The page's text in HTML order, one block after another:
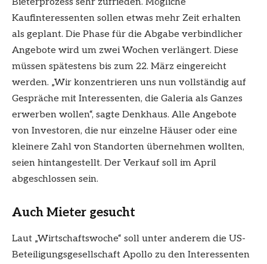
Kaufinteressenten sollen etwas mehr Zeit erhalten
als geplant. Die Phase für die Abgabe verbindlicher
Angebote wird um zwei Wochen verlängert. Diese
müssen spätestens bis zum 22. März eingereicht
werden. „Wir konzentrieren uns nun vollständig auf
Gespräche mit Interessenten, die Galeria als Ganzes
erwerben wollen“, sagte Denkhaus. Alle Angebote
von Investoren, die nur einzelne Häuser oder eine
kleinere Zahl von Standorten übernehmen wollten,
seien hintangestellt. Der Verkauf soll im April
abgeschlossen sein.
Auch Mieter gesucht
Laut „Wirtschaftswoche“ soll unter anderem die US-
Beteiligungsgesellschaft Apollo zu den Interessenten